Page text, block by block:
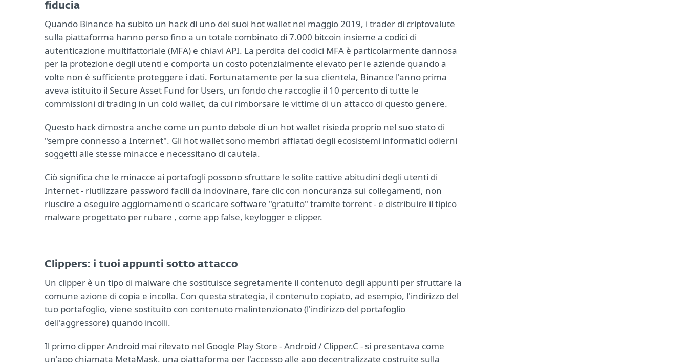
fiducia
Quando Binance ha subito un hack di uno dei suoi hot wallet nel maggio 2019, i trader di criptovalute
sulla piattaforma hanno perso fino a un totale combinato di 7.000 bitcoin insieme a codici di
autenticazione multifattoriale (MFA) e chiavi API. La perdita dei codici MFA è particolarmente dannosa
per la protezione degli utenti e comporta un costo potenzialmente elevato per le aziende quando a
volte non è sufficiente proteggere i dati. Fortunatamente per la sua clientela, Binance l'anno prima
aveva istituito il Secure Asset Fund for Users, un fondo che raccoglie il 10 percento di tutte le
commissioni di trading in un cold wallet, da cui rimborsare le vittime di un attacco di questo genere.
Questo hack dimostra anche come un punto debole di un hot wallet risieda proprio nel suo stato di
"sempre connesso a Internet". Gli hot wallet sono membri affiatati degli ecosistemi informatici odierni
soggetti alle stesse minacce e necessitano di cautela.
Ciò significa che le minacce ai portafogli possono sfruttare le solite cattive abitudini degli utenti di
Internet - riutilizzare password facili da indovinare, fare clic con noncuranza sui collegamenti, non
riuscire a eseguire aggiornamenti o scaricare software "gratuito" tramite torrent - e distribuire il tipico
malware progettato per rubare , come app false, keylogger e clipper.
Clippers: i tuoi appunti sotto attacco
Un clipper è un tipo di malware che sostituisce segretamente il contenuto degli appunti per sfruttare la
comune azione di copia e incolla. Con questa strategia, il contenuto copiato, ad esempio, l'indirizzo del
tuo portafoglio, viene sostituito con contenuto malintenzionato (l'indirizzo del portafoglio
dell'aggressore) quando incolli.
Il primo clipper Android mai rilevato nel Google Play Store - Android / Clipper.C - si presentava come
un'app chiamata MetaMask, una piattaforma per l'accesso alle app decentralizzate costruite sulla